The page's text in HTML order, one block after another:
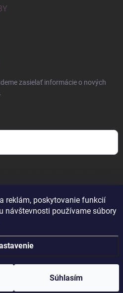
reklám, poskytovanie funkcií
návštevnosti používame súbory
Súhlasím
zasielať informácie o nových
práva vyhradené.Upraviť nastavenie
cookies